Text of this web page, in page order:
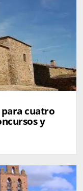
cuatro
y